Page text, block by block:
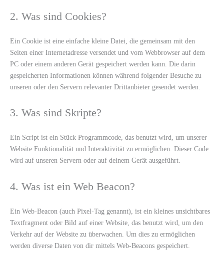
2. Was sind Cookies?
Ein Cookie ist eine einfache kleine Datei, die gemeinsam mit den
Seiten einer Internetadresse versendet und vom Webbrowser auf dem
PC oder einem anderen Gerät gespeichert werden kann. Die darin
gespeicherten Informationen können während folgender Besuche zu
unseren oder den Servern relevanter Drittanbieter gesendet werden.
3. Was sind Skripte?
Ein Script ist ein Stück Programmcode, das benutzt wird, um unserer
Website Funktionalität und Interaktivität zu ermöglichen. Dieser Code
wird auf unseren Servern oder auf deinem Gerät ausgeführt.
4. Was ist ein Web Beacon?
Ein Web-Beacon (auch Pixel-Tag genannt), ist ein kleines unsichtbares
Textfragment oder Bild auf einer Website, das benutzt wird, um den
Verkehr auf der Website zu überwachen. Um dies zu ermöglichen
werden diverse Daten von dir mittels Web-Beacons gespeichert.